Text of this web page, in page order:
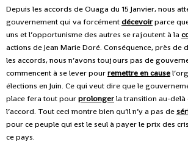
Depuis les accords de Ouaga du 15 Janvier, nous
gouvernement qui va forcémentdécevoirparce
uns et l’opportunisme des autres se rajoutent à la
actions de Jean Marie Doré. Conséquence, près de
les accords, nous n’avons toujours pas de
commencent à se lever pourremettre en cause
élections en Juin. Ce qui veut dire que le
place fera tout pourprolongerla transition au-delà
l’accord. Tout ceci montre bien qu’il n’y a pas de
pour ce peuple qui est le seul à payer le prix des
ce pays.